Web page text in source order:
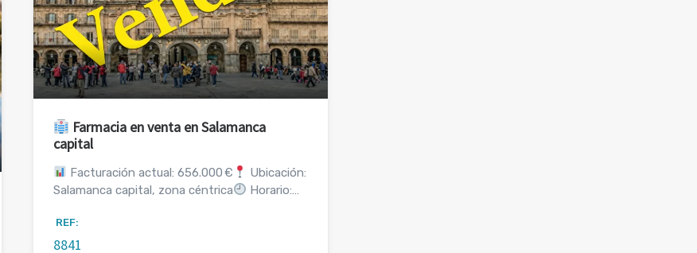
Farmacia en venta en Salamanca
capital
Facturación actual: 656.000 €
Ubicación:
Salamanca capital, zona céntrica
Horario:…
REF:
8841